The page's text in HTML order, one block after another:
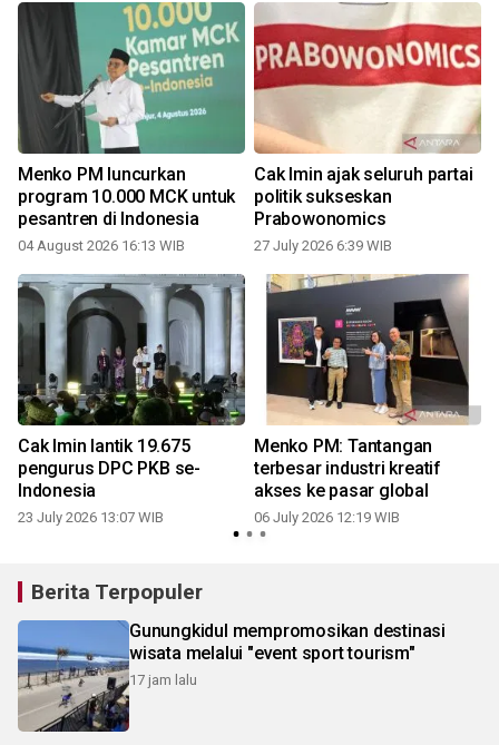
Menko PM luncurkan
program 10.000 MCK untuk
pesantren di Indonesia
04 August 2026 16:13 WIB
Cak Imin ajak seluruh partai
politik sukseskan
Prabowonomics
27 July 2026 6:39 WIB
Cak Imin lantik 19.675
pengurus DPC PKB se-
Indonesia
23 July 2026 13:07 WIB
Menko PM: Tantangan
terbesar industri kreatif
akses ke pasar global
06 July 2026 12:19 WIB
Berita Terpopuler
Gunungkidul mempromosikan destinasi
wisata melalui "event sport tourism"
17 jam lalu